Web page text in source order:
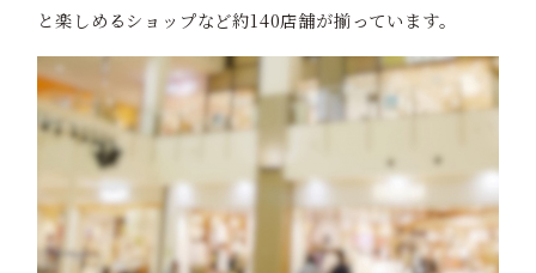
と楽しめるショップなど約140店舗が揃っています。